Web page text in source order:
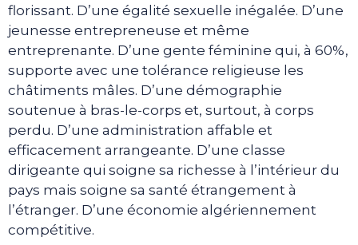
florissant. D’une égalité sexuelle inégalée. D’une
jeunesse entrepreneuse et même
entreprenante. D’une gente féminine qui, à 60%,
supporte avec une tolérance religieuse les
châtiments mâles. D’une démographie
soutenue à bras-le-corps et, surtout, à corps
perdu. D’une administration affable et
efficacement arrangeante. D’une classe
dirigeante qui soigne sa richesse à l’intérieur du
pays mais soigne sa santé étrangement à
l’étranger. D’une économie algériennement
compétitive.